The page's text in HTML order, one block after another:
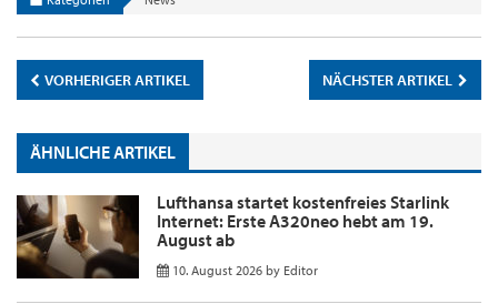
VORHERIGER ARTIKEL NÄCHSTER ARTIKEL
ÄHNLICHE ARTIKEL
Lufthansa startet kostenfreies Starlink
Internet: Erste A320neo hebt am 19.
August ab
10. August 2026 by Editor